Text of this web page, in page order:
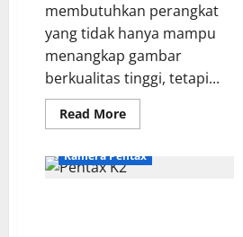
membutuhkan perangkat
yang tidak hanya mampu
menangkap gambar
berkualitas tinggi, tetapi...
Read MoreRead
more
Lengkap
Olympus
Kamera Pentax